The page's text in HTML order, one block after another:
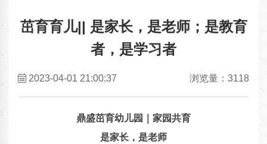
茁育育儿|| 是家长，是老师；是教育
者，是学习者
浏览量：3118
2023-04-01 21:00:37
鼎盛茁育幼儿园｜家园共育
是家长，是老师